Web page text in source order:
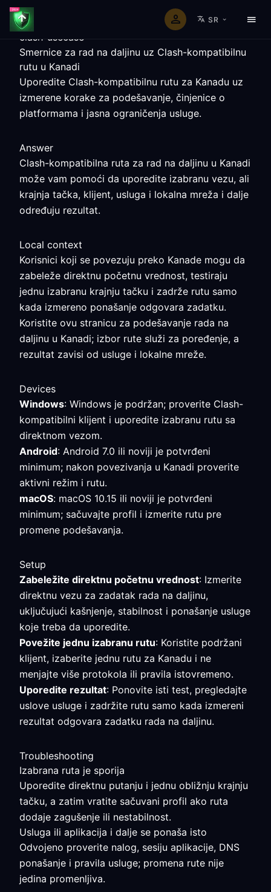
SR
clash-usecase
Smernice za rad na daljinu uz Clash-kompatibilnu
rutu u Kanadi
Uporedite Clash-kompatibilnu rutu za Kanadu uz
izmerene korake za podešavanje, činjenice o
platformama i jasna ograničenja usluge.
Answer
Clash-kompatibilna ruta za rad na daljinu u Kanadi
može vam pomoći da uporedite izabranu vezu, ali
krajnja tačka, klijent, usluga i lokalna mreža i dalje
određuju rezultat.
Local context
Korisnici koji se povezuju preko Kanade mogu da
zabeleže direktnu početnu vrednost, testiraju
jednu izabranu krajnju tačku i zadrže rutu samo
kada izmereno ponašanje odgovara zadatku.
Koristite ovu stranicu za podešavanje rada na
daljinu u Kanadi; izbor rute služi za poređenje, a
rezultat zavisi od usluge i lokalne mreže.
Devices
Windows: Windows je podržan; proverite Clash-
kompatibilni klijent i uporedite izabranu rutu sa
direktnom vezom.
Android: Android 7.0 ili noviji je potvrđeni
minimum; nakon povezivanja u Kanadi proverite
aktivni režim i rutu.
macOS: macOS 10.15 ili noviji je potvrđeni
minimum; sačuvajte profil i izmerite rutu pre
promene podešavanja.
Setup
Zabeležite direktnu početnu vrednost: Izmerite
direktnu vezu za zadatak rada na daljinu,
uključujući kašnjenje, stabilnost i ponašanje usluge
koje treba da uporedite.
Povežite jednu izabranu rutu: Koristite podržani
klijent, izaberite jednu rutu za Kanadu i ne
menjajte više protokola ili pravila istovremeno.
Uporedite rezultat: Ponovite isti test, pregledajte
uslove usluge i zadržite rutu samo kada izmereni
rezultat odgovara zadatku rada na daljinu.
Troubleshooting
Izabrana ruta je sporija
Uporedite direktnu putanju i jednu obližnju krajnju
tačku, a zatim vratite sačuvani profil ako ruta
dodaje zagušenje ili nestabilnost.
Usluga ili aplikacija i dalje se ponaša isto
Odvojeno proverite nalog, sesiju aplikacije, DNS
ponašanje i pravila usluge; promena rute nije
jedina promenljiva.